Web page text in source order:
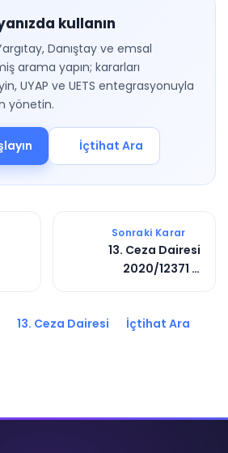
kullanın
Danıştay ve emsal
arama yapın; kararları
UYAP ve UETS entegrasyonuyla
yönetin.
İçtihat Ara
Sonraki Karar
13. Ceza Dairesi
2020/12371 E.
13. Ceza Dairesi İçtihat Ara